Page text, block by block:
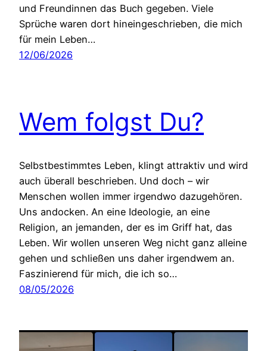
und Freundinnen das Buch gegeben. Viele
Sprüche waren dort hineingeschrieben, die mich
für mein Leben…
12/06/2026
Wem folgst Du?
Selbstbestimmtes Leben, klingt attraktiv und wird
auch überall beschrieben. Und doch – wir
Menschen wollen immer irgendwo dazugehören.
Uns andocken. An eine Ideologie, an eine
Religion, an jemanden, der es im Griff hat, das
Leben. Wir wollen unseren Weg nicht ganz alleine
gehen und schließen uns daher irgendwem an.
Faszinierend für mich, die ich so…
08/05/2026